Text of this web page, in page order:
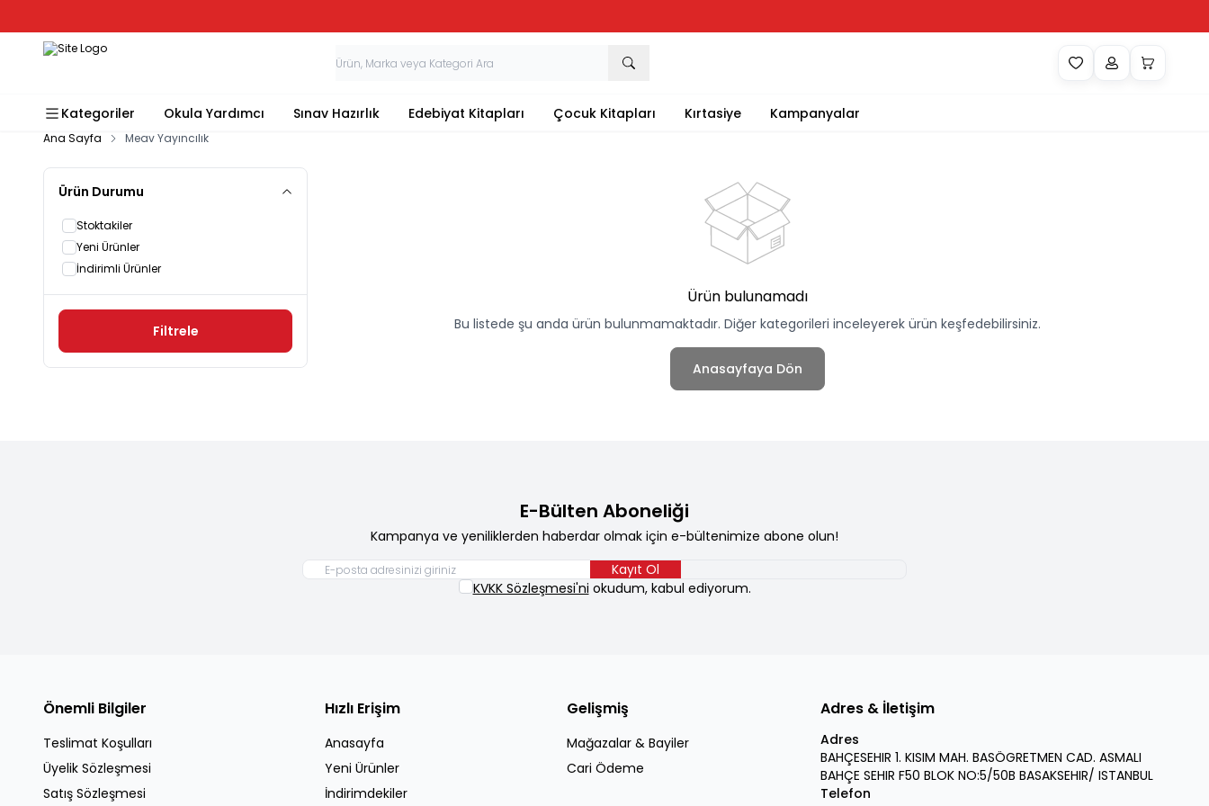
Kategoriler Okula Yardımcı Sınav Hazırlık Edebiyat Kitapları Çocuk Kitapları Kırtasiye Kampanyalar
Ana Sayfa Meav Yayıncılık
Ürün Durumu
Stoktakiler
Yeni Ürünler
İndirimli Ürünler
Filtrele
Ürün bulunamadı
Bu listede şu anda ürün bulunmamaktadır. Diğer kategorileri inceleyerek ürün keşfedebilirsiniz.
Anasayfaya Dön
E-Bülten Aboneliği
Kampanya ve yeniliklerden haberdar olmak için e-bültenimize abone olun!
Kayıt Ol
KVKK Sözleşmesi'ni okudum, kabul ediyorum.
Önemli Bilgiler
Teslimat Koşulları
Üyelik Sözleşmesi
Satış Sözleşmesi
Hızlı Erişim
Anasayfa
Yeni Ürünler
İndirimdekiler
Gelişmiş
Mağazalar & Bayiler
Cari Ödeme
Adres & İletişim
Adres
BAHÇESEHIR 1. KISIM MAH. BASÖGRETMEN CAD. ASMALI
BAHÇE SEHIR F50 BLOK NO:5/50B BASAKSEHIR/ ISTANBUL
Telefon